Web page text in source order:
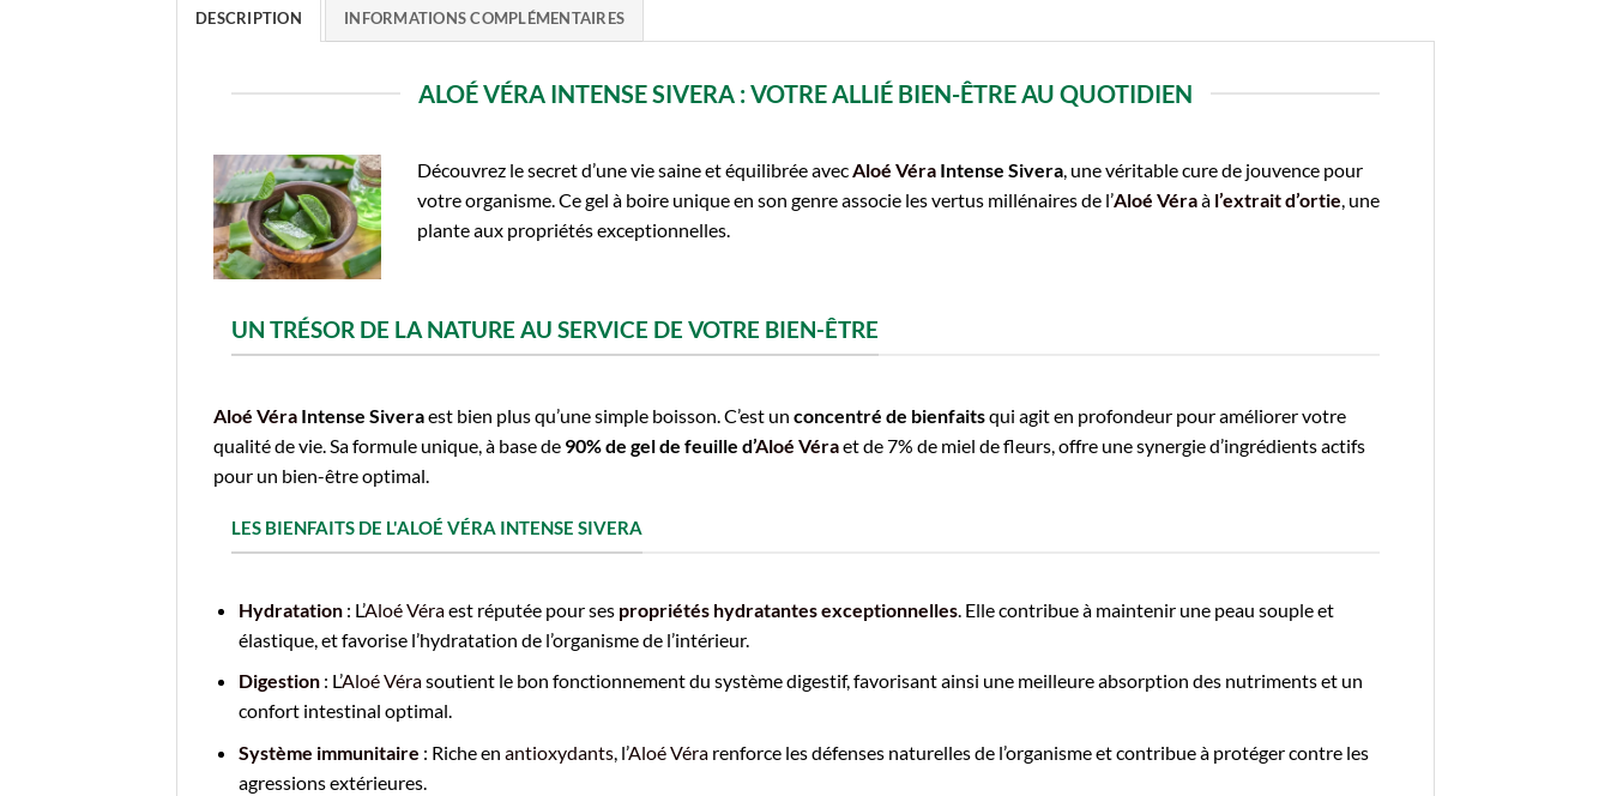
DESCRIPTION INFORMATIONS COMPLÉMENTAIRES
ALOÉ VÉRA INTENSE SIVERA : VOTRE ALLIÉ BIEN-ÊTRE AU QUOTIDIEN
Découvrez le secret d’une vie saine et équilibrée avec Aloé VéraIntense Sivera, une véritable cure de jouvence pour
votre organisme. Ce gel à boire unique en son genre associe les vertus millénaires de l’Aloé Véraà l’extrait d’ortie , une
plante aux propriétés exceptionnelles.
UN TRÉSOR DE LA NATURE AU SERVICE DE VOTRE BIEN-ÊTRE
Aloé Véra Intense Siveraest bien plus qu’une simple boisson. C’est un concentré de bienfaitsqui agit en profondeur pour améliorer votre
qualité de vie. Sa formule unique, à base de 90% de gel de feuille d’Aloé Véraet de 7% de miel de fleurs, offre une synergie d’ingrédients actifs
pour un bien-être optimal.
LES BIENFAITS DE L'ALOÉ VÉRA INTENSE SIVERA
Hydratation: L’Aloé Véraest réputée pour ses propriétés hydratantes exceptionnelles. Elle contribue à maintenir une peau souple et
élastique, et favorise l’hydratation de l’organisme de l’intérieur.
Digestion : L’Aloé Vérasoutient le bon fonctionnement du système digestif, favorisant ainsi une meilleure absorption des nutriments et un
confort intestinal optimal.
Système immunitaire : Riche en antioxydants, l’Aloé Vérarenforce les défenses naturelles de l’organisme et contribue à protéger contre les
agressions extérieures.